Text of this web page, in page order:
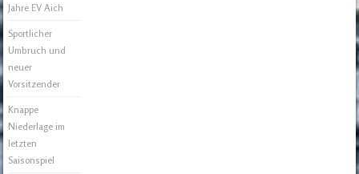
Jahre EV Aich
Sportlicher
Umbruch und
neuer
Vorsitzender
Knappe
Niederlage im
letzten
Saisonspiel